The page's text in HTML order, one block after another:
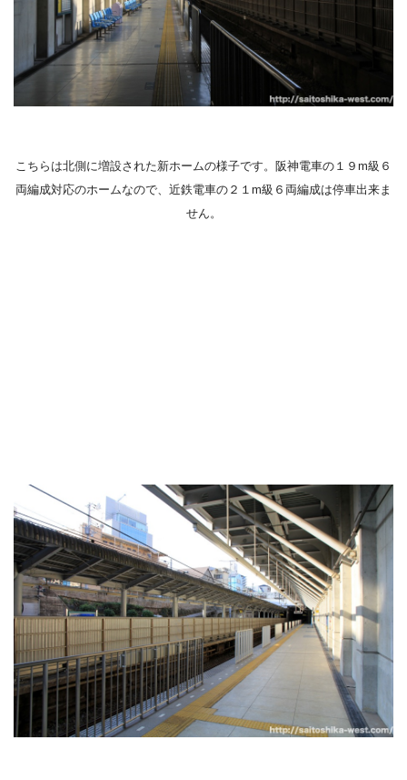
こちらは北側に増設された新ホームの様子です。阪神電車の１９m級６
両編成対応のホームなので、近鉄電車の２１m級６両編成は停車出来ま
せん。